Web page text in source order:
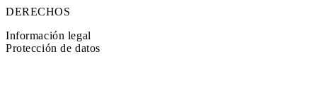
DERECHOS
Información legal
Protección de datos